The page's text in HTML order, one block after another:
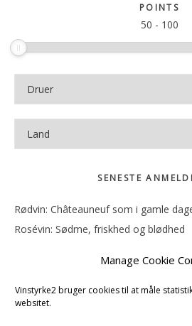
Manage Cookie
Vinstyrke2 bruger cookies til at måle
websitet.
POINTS
50 - 100
SENESTE
Rødvin: Châteauneuf som i gamle
Rosévin: Sødme, friskhed og blødhed
Rosévin: Forfriskende bagatel
Rosévin: Sødmen hænger i munden